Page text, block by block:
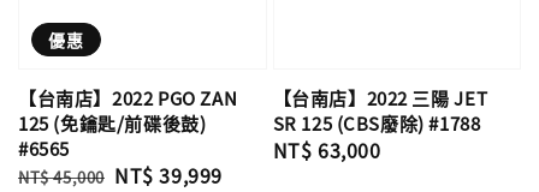
優惠
【台南店】2022 PGO ZAN
125 (免鑰匙/前碟後鼓)
#6565
Regular
NT$ 45,000 Sale
NT$ 39,999
【台南店】2022 三陽 JET
SR 125 (CBS廢除) #1788
Regular
NT$ 63,000